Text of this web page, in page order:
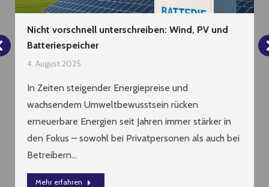
Nicht vorschnell unterschreiben: Wind, PV und
Batteriespeicher
4. August 2025
In Zeiten steigender Energiepreise und
wachsendem Umweltbewusstsein rücken
erneuerbare Energien seit Jahren immer stärker in
den Fokus – sowohl bei Privatpersonen als auch bei
Betreibern…
Mehr erfahren